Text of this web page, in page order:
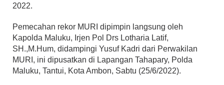
2022.
Pemecahan rekor MURI dipimpin langsung oleh
Kapolda Maluku, Irjen Pol Drs Lotharia Latif,
SH.,M.Hum, didampingi Yusuf Kadri dari Perwakilan
MURI, ini dipusatkan di Lapangan Tahapary, Polda
Maluku, Tantui, Kota Ambon, Sabtu (25/6/2022).